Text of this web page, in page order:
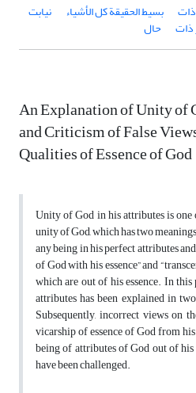
بسیط الحقیقة کل الأشیاء نیابت
ذات حال
An Explanation of Unity of
and Criticism of False
Qualities of Essence of God
Unity of God in his attributes is
unity of God, which has two
any being in his perfect attributes
of God with his essence” and
which are out of his essence. In
attributes has been explained in
Subsequently, incorrect views on
vicarship of essence of God from
being of attributes of God out of his
have been challenged.